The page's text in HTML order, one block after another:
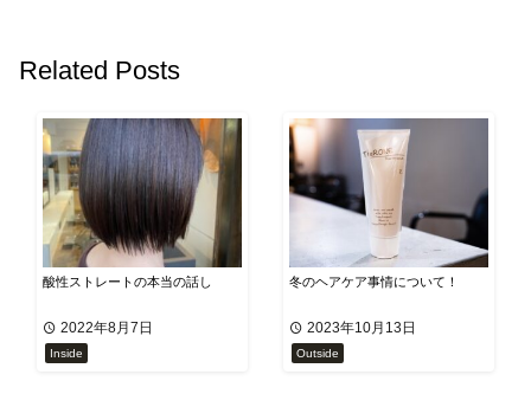
Related Posts
酸性ストレートの本当の話し
2022年8月7日
Inside
冬のヘアケア事情について！
2023年10月13日
Outside